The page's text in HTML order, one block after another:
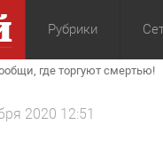
Рубрики
Общество
где торгуют смертью!
2020 12:51